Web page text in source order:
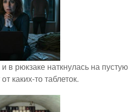
в рюкзаке наткнулась на пустую
каких-то таблеток.